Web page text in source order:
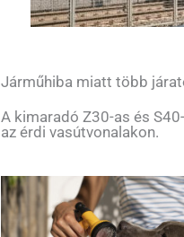
Járműhiba miatt több
A kimaradó Z30-as és
az érdi vasútvonalakon.